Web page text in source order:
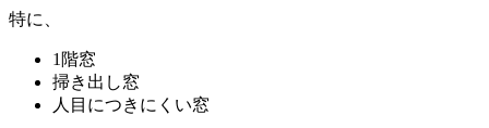
特に、
1階窓
掃き出し窓
人目につきにくい窓